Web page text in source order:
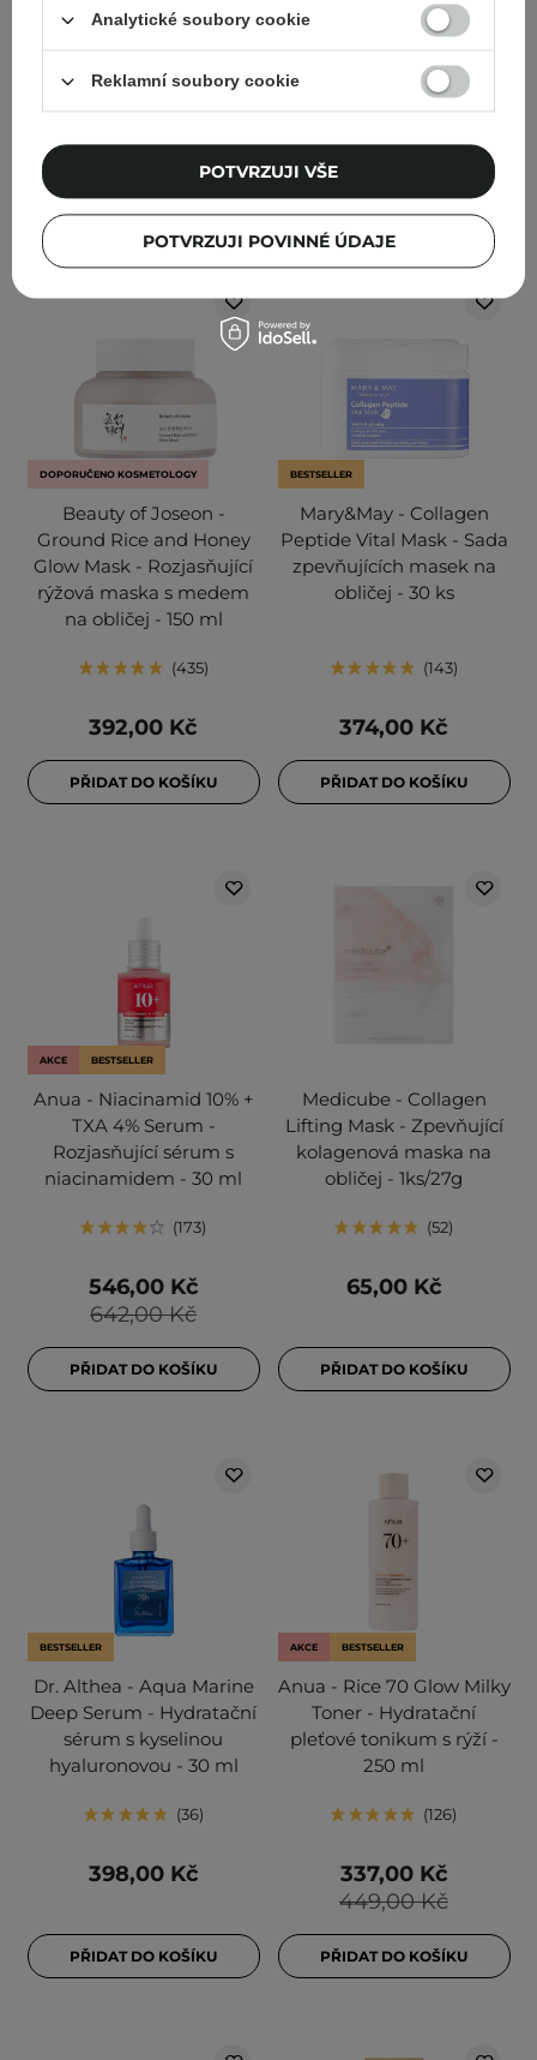
cholesterolem - 80 ml
88
825,00 Kč
743,00 Kč
PŘIDAT DO KOŠÍKU
Hloubkově čisticí pěna na
obličej - 150 ml
184
349,00 Kč
PŘIDAT DO KOŠÍKU
DOPORUČENO KOSMETOLOGY
Beauty of Joseon -
Ground Rice and Honey
Glow Mask - Rozjasňující
rýžová maska s medem
na obličej - 150 ml
435
392,00 Kč
PŘIDAT DO KOŠÍKU
BESTSELLER
Mary&May - Collagen
Peptide Vital Mask - Sada
zpevňujících masek na
obličej - 30 ks
143
374,00 Kč
PŘIDAT DO KOŠÍKU
AKCE BESTSELLER
Anua - Niacinamid 10% +
TXA 4% Serum -
Rozjasňující sérum s
niacinamidem - 30 ml
173
642,00 Kč
546,00 Kč
PŘIDAT DO KOŠÍKU
Medicube - Collagen
Lifting Mask - Zpevňující
kolagenová maska na
obličej - 1ks/27g
52
65,00 Kč
PŘIDAT DO KOŠÍKU
BESTSELLER
Dr. Althea - Aqua Marine
Deep Serum - Hydratační
sérum s kyselinou
hyaluronovou - 30 ml
36
398,00 Kč
PŘIDAT DO KOŠÍKU
AKCE BESTSELLER
Anua - Rice 70 Glow Milky
Toner - Hydratační
pleťové tonikum s rýží -
250 ml
126
449,00 Kč
337,00 Kč
PŘIDAT DO KOŠÍKU
Analytické soubory cookie
Reklamní soubory cookie
POTVRZUJI POVINNÉ ÚDAJE
POTVRZUJI VŠE